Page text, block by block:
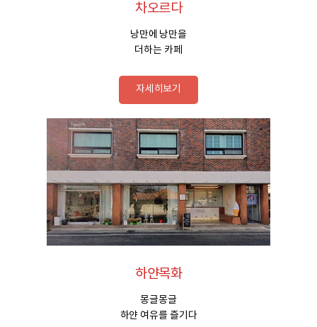
차오르다
낭만에 낭만을
더하는 카페
자세히보기
하얀목화
몽글몽글
하얀 여유를 즐기다